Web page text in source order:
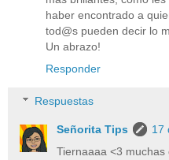
haber encontrado a
tod@s pueden decir lo
Un abrazo!
Responder
Respuestas
Señorita Tips
17
Tiernaaaa <3 muchas